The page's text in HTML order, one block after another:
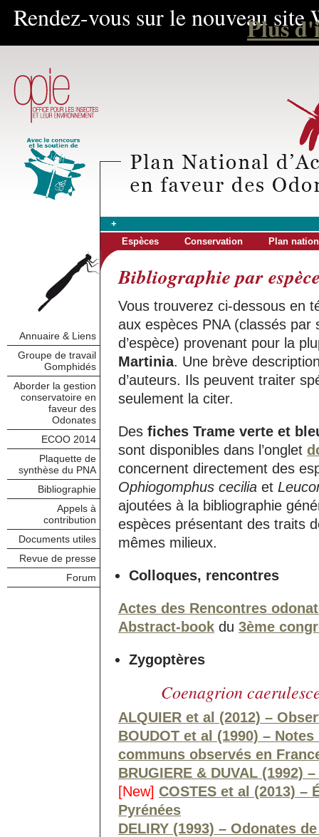
Rendez-vous sur le nouveau
Plus
+
Espèces
Conservation Plan
Annuaire & Liens
Groupe de travail
Gomphidés
Aborder la gestion
conservatoire en
faveur des
Odonates
ECOO 2014
Plaquette de
synthèse du PNA
Bibliographie
Appels à
contribution
Documents utiles
Revue de presse
Forum
Bibliographie par
Vous trouverez ci-dessous en
aux espèces PNA (classés
d’espèce) provenant pour la
Martinia. Une brève
d’auteurs. Ils peuvent traiter
seulement la citer.
Des fiches Trame verte et
sont disponibles dans l’onglet
concernent directement des
Ophiogomphus cecilia et
ajoutées à la bibliographie
espèces présentant des traits
mêmes milieux.
Colloques, rencontres
Actes des Rencontres
Abstract-book du 3ème
Zygoptères
Coenagrion
ALQUIER et al (2012) –
BOUDOT et al (1990) –
communs observés en
BRUGIERE & DUVAL (1992)
[New] COSTES et al (2013)
Pyrénées
DELIRY (1993) – Odonates